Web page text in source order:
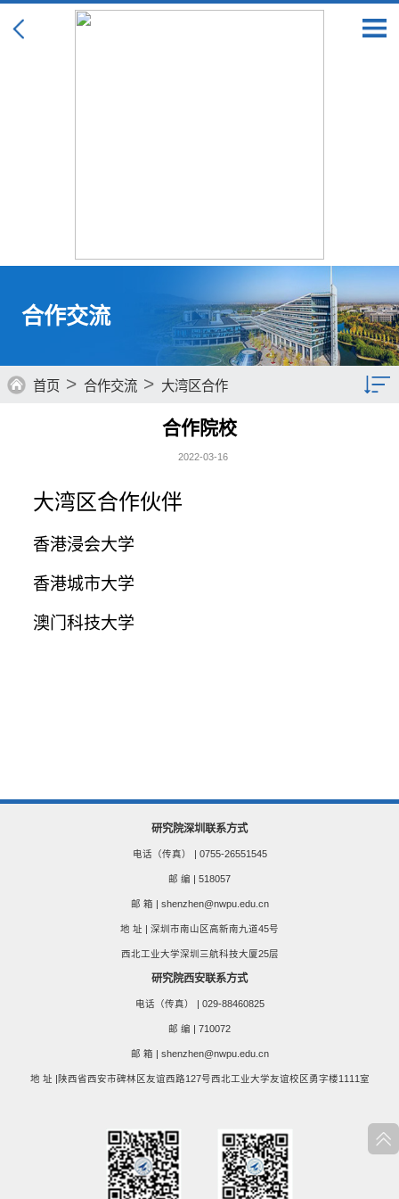
合作交流
首页 > 合作交流 > 大湾区合作
校企合作
国际合作
合作院校
2022-03-16
大湾区合作伙伴
香港浸会大学
香港城市大学
澳门科技大学
研究院深圳联系方式
电话（传真） | 0755-26551545
邮 编 | 518057
邮 箱 | shenzhen@nwpu.edu.cn
地 址 | 深圳市南山区高新南九道45号
西北工业大学深圳三航科技大厦25层
研究院西安联系方式
电话（传真） | 029-88460825
邮 编 | 710072
邮 箱 | shenzhen@nwpu.edu.cn
地 址 |陕西省西安市碑林区友谊西路127号西北工业大学友谊校区勇字楼1111室